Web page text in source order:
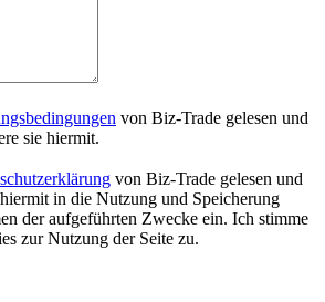
von Biz-Trade gelesen und
sie hiermit.
von Biz-Trade gelesen und
in die Nutzung und Speicherung
der aufgeführten Zwecke ein. Ich stimme
zur Nutzung der Seite zu.